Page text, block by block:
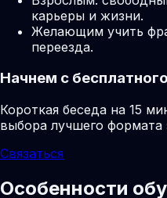
карьеры и жизни.
Желающим учить
переезда.
Начнем с
Короткая беседа на 15
выбора лучшего формата
Связаться
Особенности